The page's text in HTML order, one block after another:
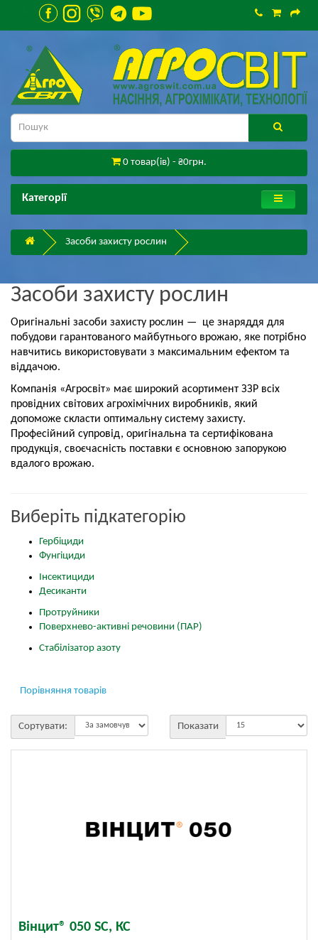
0 товар(ів) - ₴0грн.
Категорії
Засоби захисту рослин
Засоби захисту рослин
Оригінальні засоби захисту рослин — це знаряддя для
побудови гарантованого майбутнього врожаю, яке потрібно
навчитись використовувати з максимальним ефектом та
віддачою.
Компанія «Агросвіт» має широкий асортимент ЗЗР всіх
провідних світових агрохімічних виробників, який
допоможе скласти оптимальну систему захисту.
Професійний супровід, оригінальна та сертифікована
продукція, своєчасність поставки є основною запорукою
вдалого врожаю.
Виберіть підкатегорію
Гербіциди
Фунгіциди
Інсектициди
Десиканти
Протруйники
Поверхнево-активні речовини (ПАР)
Стабілізатор азоту
Порівняння товарів
Сортувати: Показати
Вінцит® 050 SC, КС